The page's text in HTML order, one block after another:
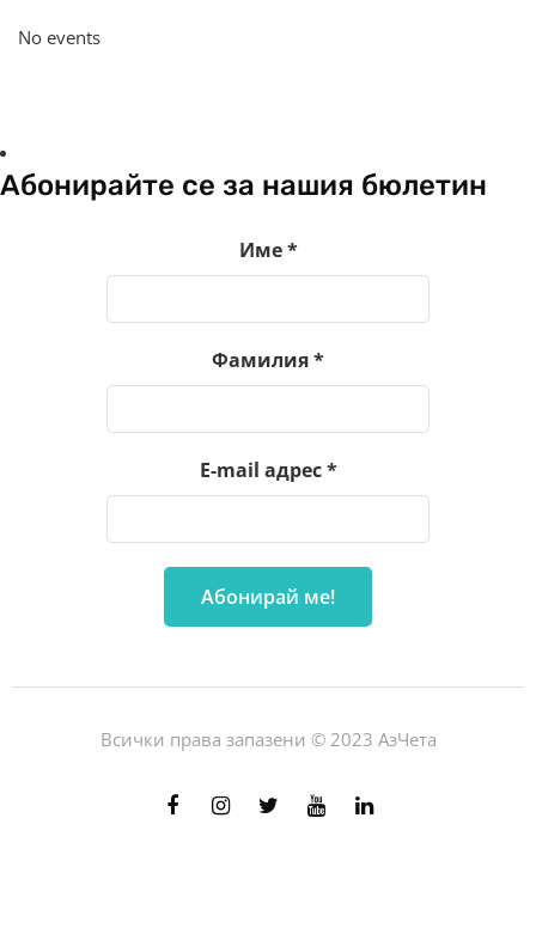
No events
Абонирайте се за нашия бюлетин
Име*
Фамилия*
E-mail адрес*
Всички права запазени © 2023 АзЧета